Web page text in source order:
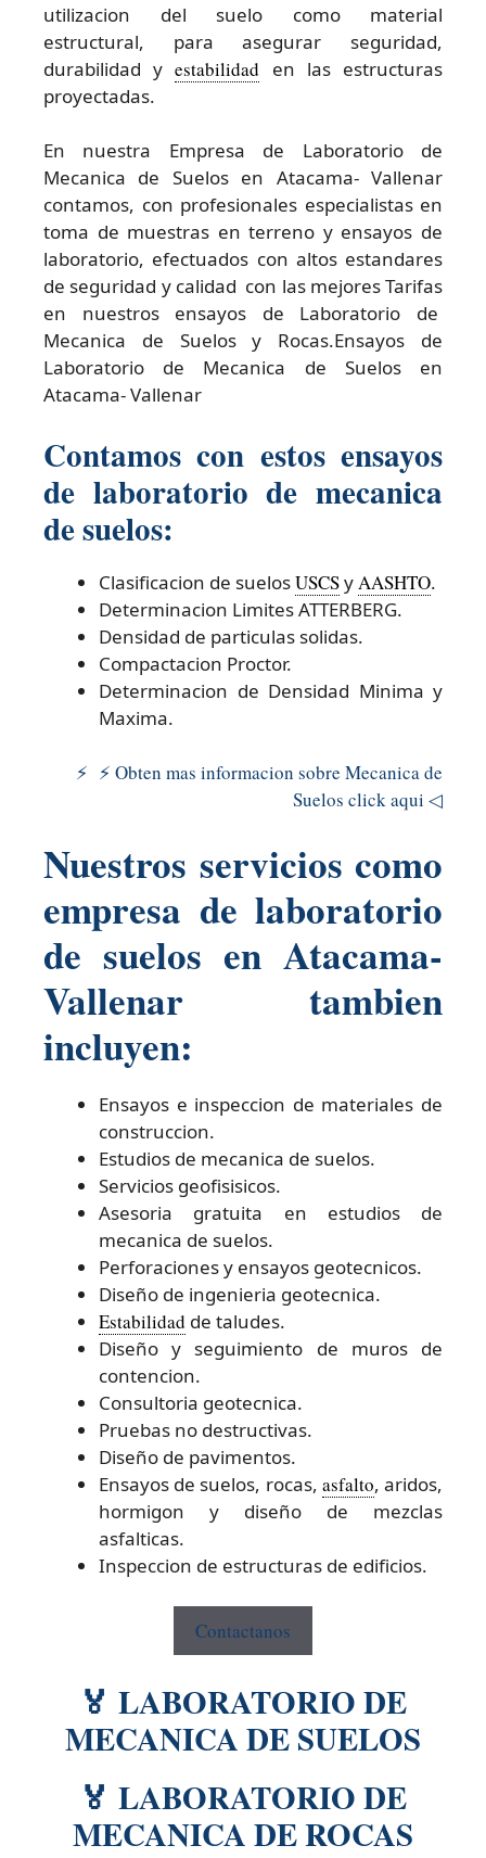
utilizacion del suelo como material
estructural, para asegurar seguridad,
durabilidad yestabilidad en las estructuras
proyectadas.
En nuestra Empresa de Laboratorio de
Mecanica de Suelos en Atacama- Vallenar
contamos, con profesionales especialistas en
toma de muestras en terreno y ensayos de
laboratorio, efectuados con altos estandares
de seguridad y calidad con las mejores Tarifas
en nuestros ensayos de Laboratorio de
Mecanica de Suelos y Rocas.Ensayos de
Laboratorio de Mecanica de Suelos en
Atacama- Vallenar
Contamos con estos ensayos
de laboratorio de mecanica
de suelos:
Clasificacion de suelosUSCSy AASHTO.
Determinacion Limites ATTERBERG.
Densidad de particulas solidas.
Compactacion Proctor.
Determinacion de Densidad Minima y
Maxima.
⚡ ⚡ Obten mas informacion sobre Mecanica de
Suelos click aqui ◁
Nuestros servicios como
empresa de laboratorio
de suelos en Atacama-
Vallenar tambien
incluyen:
Ensayos e inspeccion de materiales de
construccion.
Estudios de mecanica de suelos.
Servicios geofisisicos.
Asesoria gratuita en estudios de
mecanica de suelos.
Perforaciones y ensayos geotecnicos.
Diseño de ingenieria geotecnica.
Estabilidad de taludes.
Diseño y seguimiento de muros de
contencion.
Consultoria geotecnica.
Pruebas no destructivas.
Diseño de pavimentos.
Ensayos de suelos, rocas, asfalto, aridos,
hormigon y diseño de mezclas
asfalticas.
Inspeccion de estructuras de edificios.
Contactanos
🏅 LABORATORIO DE
MECANICA DE SUELOS
🏅 LABORATORIO DE
MECANICA DE ROCAS